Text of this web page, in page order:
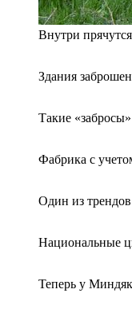
Внутри
Здания
Такие
Фабрика с
Один из
Национальные
Теперь у